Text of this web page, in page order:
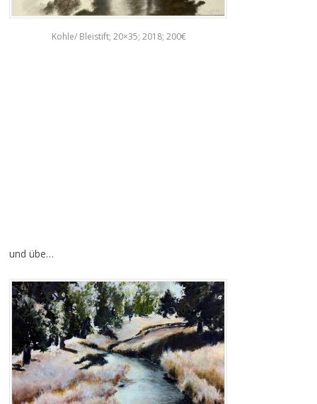
Kohle/ Bleistift; 20×35; 2018; 200€
und übe…